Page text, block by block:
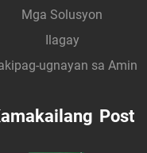
Mga Solusyon
Ilagay
ugnayan sa Amin
Post